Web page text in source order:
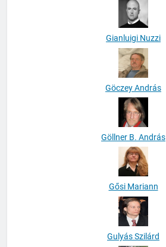
Gianluigi Nuzzi
Göczey András
Göllner B. András
Gősi Mariann
Gulyás Szilárd